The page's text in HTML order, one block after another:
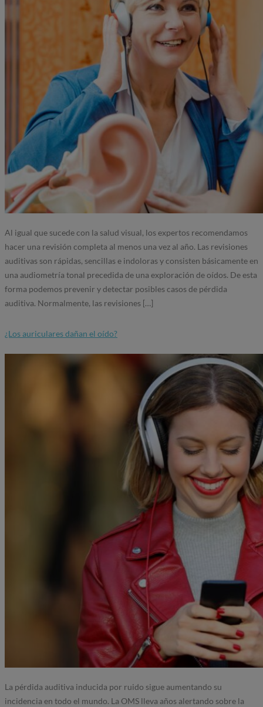
Al igual que sucede con la salud visual, los expertos recomendamos
hacer una revisión completa al menos una vez al año. Las revisiones
auditivas son rápidas, sencillas e indoloras y consisten básicamente en
una audiometría tonal precedida de una exploración de oídos. De esta
forma podemos prevenir y detectar posibles casos de pérdida
auditiva. Normalmente, las revisiones […]
¿Los auriculares dañan el oído?
La pérdida auditiva inducida por ruido sigue aumentando su
incidencia en todo el mundo. La OMS lleva años alertando sobre la